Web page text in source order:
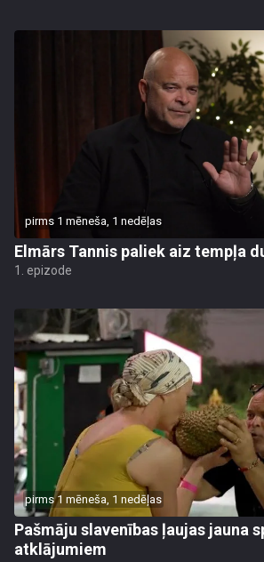
pirms 1 mēneša, 1 nedēļas
Elmārs Tannis paliek aiz tempļa
1. epizode
pirms 1 mēneša, 1 nedēļas
Pašmāju slavenības ļaujas jauna
atklājumiem